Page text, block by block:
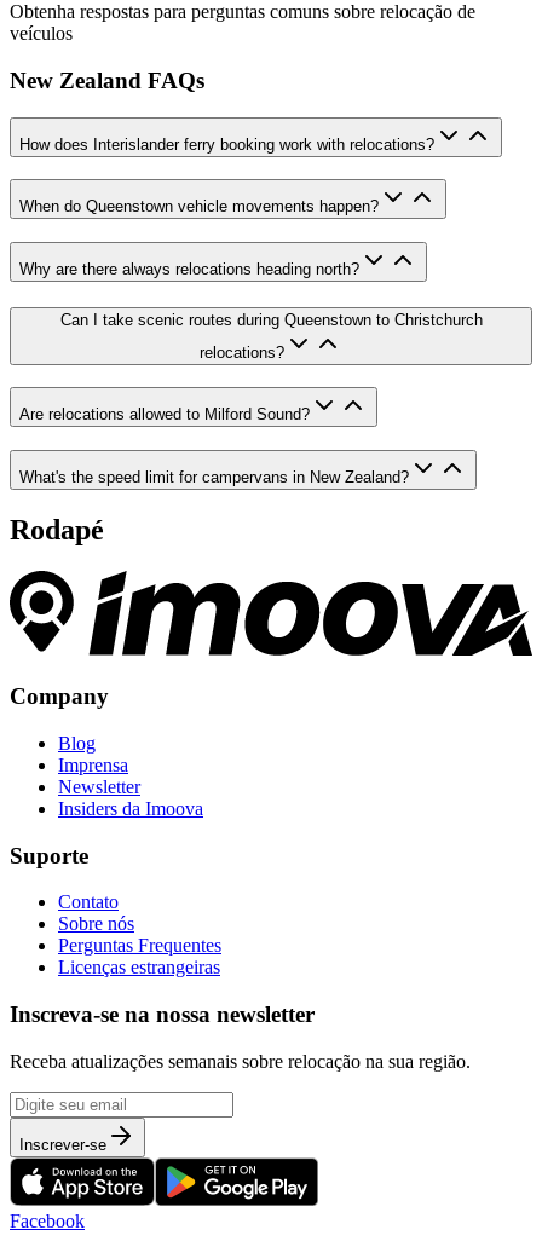
Obtenha respostas para perguntas comuns sobre relocação de
veículos
New Zealand FAQs
How does Interislander ferry booking work with relocations?
When do Queenstown vehicle movements happen?
Why are there always relocations heading north?
Can I take scenic routes during Queenstown to Christchurch
relocations?
Are relocations allowed to Milford Sound?
What's the speed limit for campervans in New Zealand?
Rodapé
Company
Blog
Imprensa
Newsletter
Insiders da Imoova
Suporte
Contato
Sobre nós
Perguntas Frequentes
Licenças estrangeiras
Inscreva-se na nossa newsletter
Receba atualizações semanais sobre relocação na sua região.
Inscrever-se
Facebook